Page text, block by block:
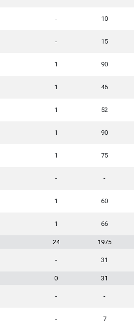
- 10
- 15
1 90
1 46
1 52
1 90
1 75
- -
1 60
1 66
24 1975
- 31
0 31
- -
- 7